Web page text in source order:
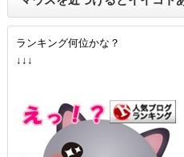
ランキング何位かな？
↓↓↓